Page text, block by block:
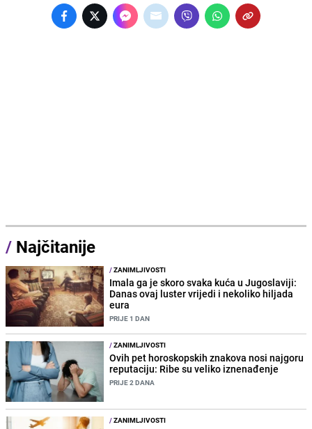
/ Najčitanije
/ZANIMLJIVOSTI
Imala ga je skoro svaka kuća u Jugoslaviji:
Danas ovaj luster vrijedi i nekoliko hiljada
eura
PRIJE 1 DAN
/ZANIMLJIVOSTI
Ovih pet horoskopskih znakova nosi najgoru
reputaciju: Ribe su veliko iznenađenje
PRIJE 2 DANA
/ZANIMLJIVOSTI